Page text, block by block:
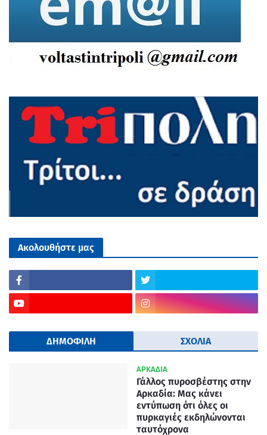
Ακολουθήστε μας
ΔΗΜΟΦΙΛΗ ΣΧΟΛΙΑ
ΑΡΚΑΔΙΑ
Γάλλος πυροσβέστης στην
Αρκαδία: Μας κάνει
εντύπωση ότι όλες οι
πυρκαγιές εκδηλώνονται
ταυτόχρονα